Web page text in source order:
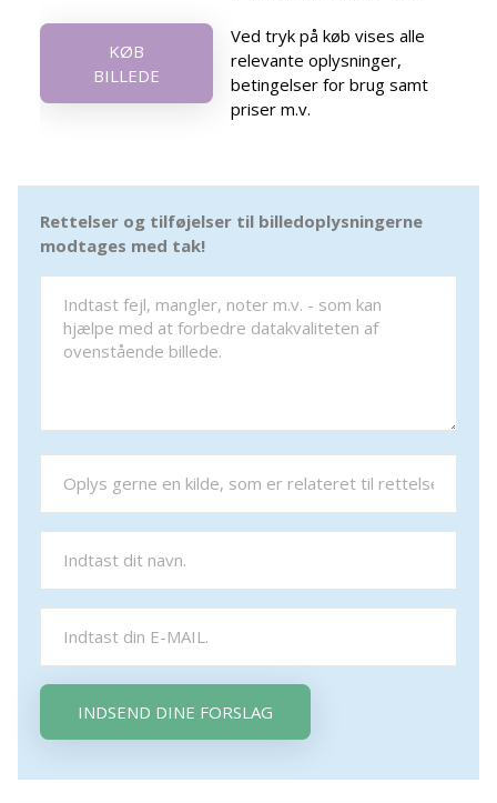
KØB
BILLEDE
Ved tryk på køb vises alle
relevante oplysninger,
betingelser for brug samt
priser m.v.
Rettelser og tilføjelser til billedoplysningerne
modtages med tak!
INDSEND DINE FORSLAG